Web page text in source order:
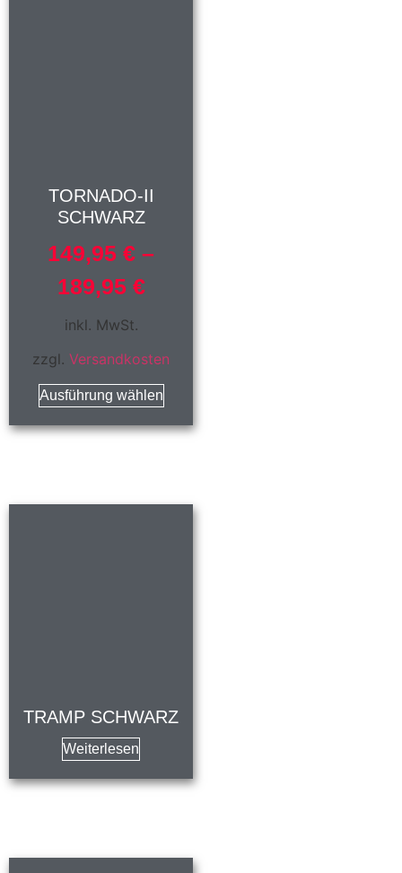
TORNADO-II
SCHWARZ
149,95€ –
189,95 €
inkl. MwSt.
zzgl.Versandkosten
Ausführung wählen
TRAMP SCHWARZ
Weiterlesen